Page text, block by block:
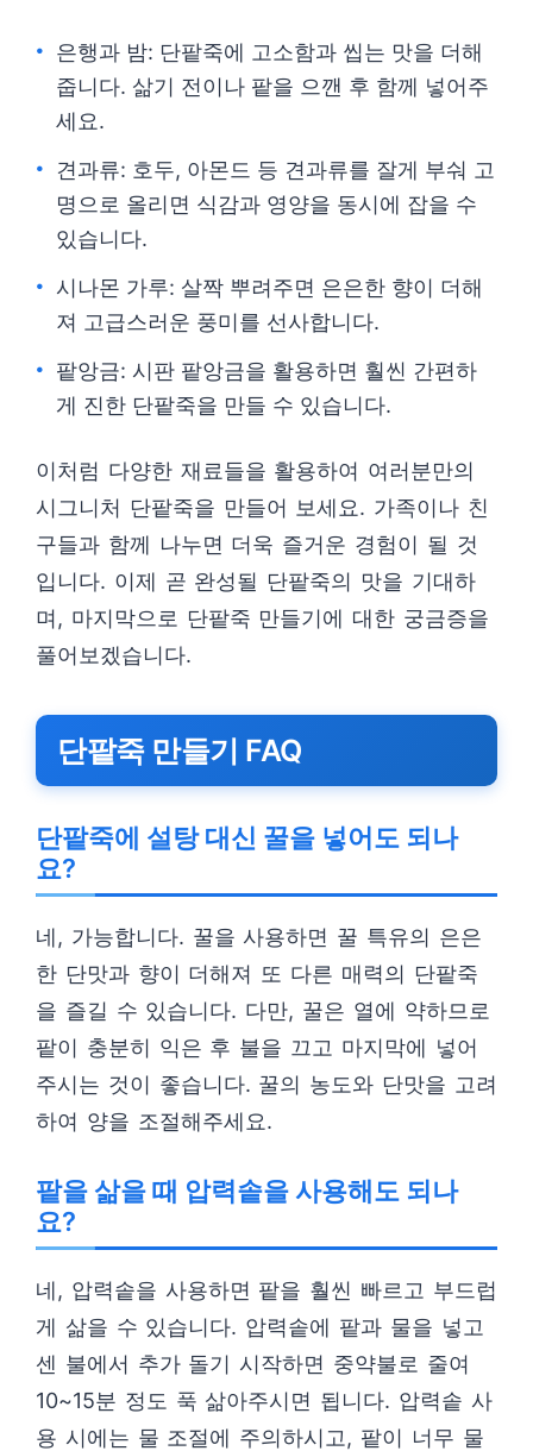
은행과 밤: 단팥죽에 고소함과 씹는 맛을 더해
줍니다. 삶기 전이나 팥을 으깬 후 함께 넣어주
세요.
견과류: 호두, 아몬드 등 견과류를 잘게 부숴 고
명으로 올리면 식감과 영양을 동시에 잡을 수
있습니다.
시나몬 가루: 살짝 뿌려주면 은은한 향이 더해
져 고급스러운 풍미를 선사합니다.
팥앙금: 시판 팥앙금을 활용하면 훨씬 간편하
게 진한 단팥죽을 만들 수 있습니다.
이처럼 다양한 재료들을 활용하여 여러분만의
시그니처 단팥죽을 만들어 보세요. 가족이나 친
구들과 함께 나누면 더욱 즐거운 경험이 될 것
입니다. 이제 곧 완성될 단팥죽의 맛을 기대하
며, 마지막으로 단팥죽 만들기에 대한 궁금증을
풀어보겠습니다.
단팥죽 만들기 FAQ
단팥죽에 설탕 대신 꿀을 넣어도 되나
요?
네, 가능합니다. 꿀을 사용하면 꿀 특유의 은은
한 단맛과 향이 더해져 또 다른 매력의 단팥죽
을 즐길 수 있습니다. 다만, 꿀은 열에 약하므로
팥이 충분히 익은 후 불을 끄고 마지막에 넣어
주시는 것이 좋습니다. 꿀의 농도와 단맛을 고려
하여 양을 조절해주세요.
팥을 삶을 때 압력솥을 사용해도 되나
요?
네, 압력솥을 사용하면 팥을 훨씬 빠르고 부드럽
게 삶을 수 있습니다. 압력솥에 팥과 물을 넣고
센 불에서 추가 돌기 시작하면 중약불로 줄여
10~15분 정도 푹 삶아주시면 됩니다. 압력솥 사
용 시에는 물 조절에 주의하시고, 팥이 너무 물